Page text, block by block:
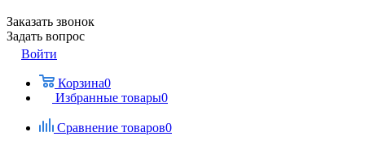
Заказать звонок
Задать вопрос
Войти
Корзина0
Избранные товары0
Сравнение товаров0